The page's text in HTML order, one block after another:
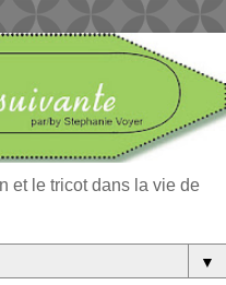
et le tricot dans la vie de
▼